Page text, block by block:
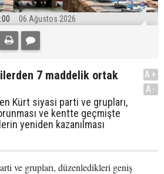
06 Ağustos 2026
7 maddelik ortak
Kürt siyasi parti ve grupları,
ve kentte geçmişte
yeniden kazanılması
A+
A-
ve grupları, düzenledikleri geniş